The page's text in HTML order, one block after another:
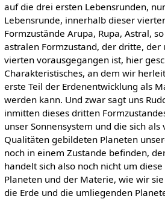
auf die drei ersten Lebensrunden,
Lebensrunde, innerhalb dieser
Formzustände Arupa, Rupa, Astral,
astralen Formzustand, der dritte, der
vierten vorausgegangen ist, hier
Charakteristisches, an dem wir
erste Teil der Erdenentwicklung als
werden kann. Und zwar sagt uns
inmitten dieses dritten
unser Sonnensystem und die sich
Qualitäten gebildeten Planeten
noch in einem Zustande befinden,
handelt sich also noch nicht um
Planeten und der Materie, wie wir
die Erde und die umliegenden